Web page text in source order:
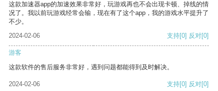
这款加速器app的加速效果非常好，玩游戏再也不会出现卡顿、掉线的情
况了。我以前玩游戏经常会输，现在有了这个app，我的游戏水平提升了
不少。
2024-02-06
支持[0] 反对[0]
游客
这款软件的售后服务非常好，遇到问题都能得到及时解决。
2024-02-06 支持[0] 反对[0]